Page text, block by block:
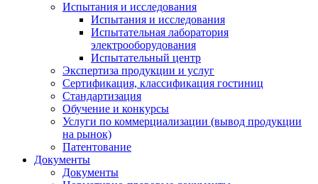
Испытания и исследования
Испытания и исследования
Испытательная лаборатория
электрооборудования
Испытательный центр
Экспертиза продукции и услуг
Сертификация, классификация гостиниц
Стандартизация
Обучение и конкурсы
Услуги по коммерциализации (вывод продукции
на рынок)
Патентование
Документы
Документы